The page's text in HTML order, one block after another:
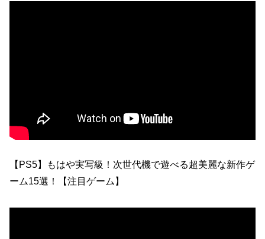
【PS5】もはや実写級！次世代機で遊べる超美麗な新作ゲ
ーム15選！【注目ゲーム】